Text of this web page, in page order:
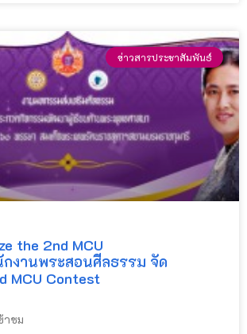
ข่าวสารประชาสัมพันธ์
the 2nd MCU
กงานพระสอนศีลธรรม จัด
MCU Contest
าชม